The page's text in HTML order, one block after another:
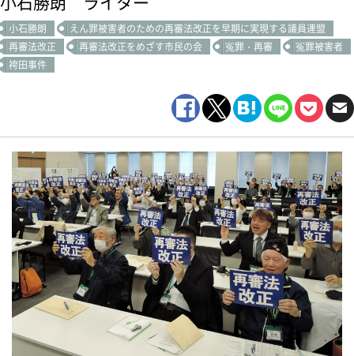
小石勝朗
えん罪被害者のための再審法改正を早期に実現する議員連盟
再審法改正
再審法改正をめざす市民の会 冤罪・再審
冤罪被害者
袴田事件